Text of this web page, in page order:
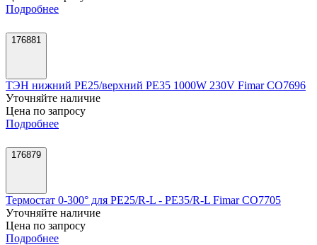
Подробнее
176881
ТЭН нижний PE25/верхний PE35 1000W 230V Fimar CO7696
Уточняйте наличие
Цена по запросу
Подробнее
176879
Термостат 0-300° для PE25/R-L - PE35/R-L Fimar CO7705
Уточняйте наличие
Цена по запросу
Подробнее